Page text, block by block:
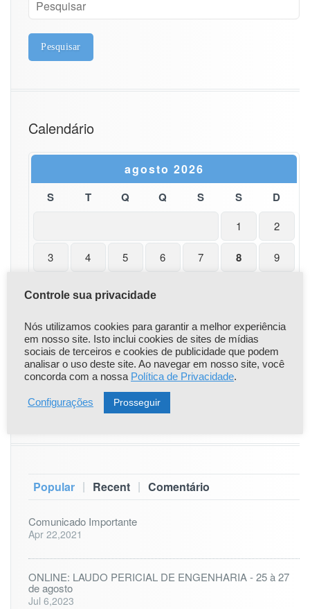
Calendário
agosto 2026
S T Q Q S S D
1 2
3 4 5 6 7 8 9
10 12
17 23
24 25 26 27 28 29 30
31
« nov
Popular | Recent | Comentário
Comunicado Importante
Apr 22,2021
ONLINE: LAUDO PERICIAL DE ENGENHARIA - 25 à 27
de agosto
Jul 6,2023
Controle sua privacidade
Nós utilizamos cookies para garantir a melhor experiência
em nosso site. Isto inclui cookies de sites de mídias
sociais de terceiros e cookies de publicidade que podem
analisar o uso deste site. Ao navegar em nosso site, você
concorda com a nossa Política de Privacidade.
Configurações Prosseguir